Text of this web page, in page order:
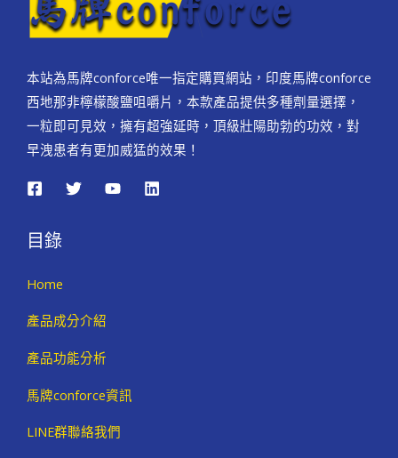
本站為馬牌conforce唯一指定購買網站，印度馬牌conforce
西地那非檸檬酸鹽咀嚼片，本款產品提供多種劑量選擇，
一粒即可見效，擁有超強延時，頂級壯陽助勃的功效，對
早洩患者有更加威猛的效果！
目錄
Home
產品成分介紹
產品功能分析
馬牌conforce資訊
LINE群聯絡我們